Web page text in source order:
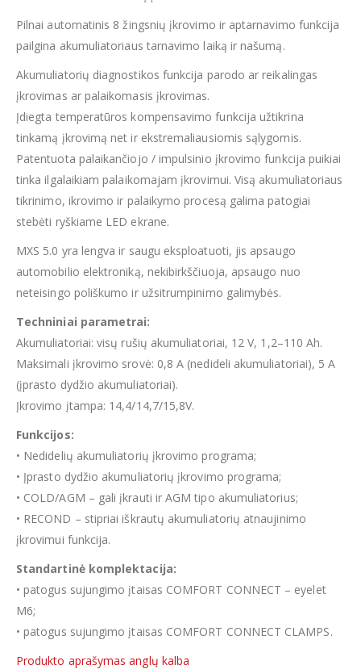
Pilnai automatinis 8 žingsnių įkrovimo ir aptarnavimo funkcija
pailgina akumuliatoriaus tarnavimo laiką ir našumą.
Akumuliatorių diagnostikos funkcija parodo ar reikalingas
įkrovimas ar palaikomasis įkrovimas.
Įdiegta temperatūros kompensavimo funkcija užtikrina
tinkamą įkrovimą net ir ekstremaliausiomis sąlygomis.
Patentuota palaikančiojo / impulsinio įkrovimo funkcija puikiai
tinka ilgalaikiam palaikomajam įkrovimui. Visą akumuliatoriaus
tikrinimo, ikrovimo ir palaikymo procesą galima patogiai
stebėti ryškiame LED ekrane.
MXS 5.0 yra lengva ir saugu eksploatuoti, jis apsaugo
automobilio elektroniką, nekibirkščiuoja, apsaugo nuo
neteisingo poliškumo ir užsitrumpinimo galimybės.
Techniniai parametrai:
Akumuliatoriai: visų rušių akumuliatoriai, 12 V, 1,2–110 Ah.
Maksimali įkrovimo srovė: 0,8 A (nedideli akumuliatoriai), 5 A
(įprasto dydžio akumuliatoriai).
Įkrovimo įtampa: 14,4/14,7/15,8V.
Funkcijos:
• Nedidelių akumuliatorių įkrovimo programa;
• Įprasto dydžio akumuliatorių įkrovimo programa;
• COLD/AGM – gali įkrauti ir AGM tipo akumuliatorius;
• RECOND – stipriai iškrautų akumuliatorių atnaujinimo
įkrovimui funkcija.
Standartinė komplektacija:
• patogus sujungimo įtaisas COMFORT CONNECT – eyelet
M6;
• patogus sujungimo įtaisas COMFORT CONNECT CLAMPS.
Produkto aprašymas anglų kalba